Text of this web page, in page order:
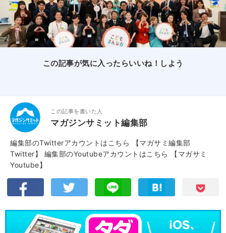
この記事が気に入ったらいいね！しよう
この記事を書いた人
マガジンサミット編集部
編集部のTwitterアカウントはこちら
【マガサミ編集部
Twitter】
編集部のYoutubeアカウントはこちら
【マガサミ
Youtube】